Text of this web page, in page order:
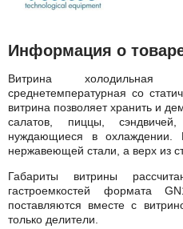
Информация о
Витрина
среднетемпературная со
витрина позволяет хранить и
салатов, пиццы,
нуждающиеся в охлаждении.
нержавеющей стали, а верх из
Габариты витрины
гастроемкостей формата
поставляются вместе с
только делители.